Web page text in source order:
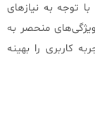
توجه به نیازهای
منحصر به
کاربری را بهینه